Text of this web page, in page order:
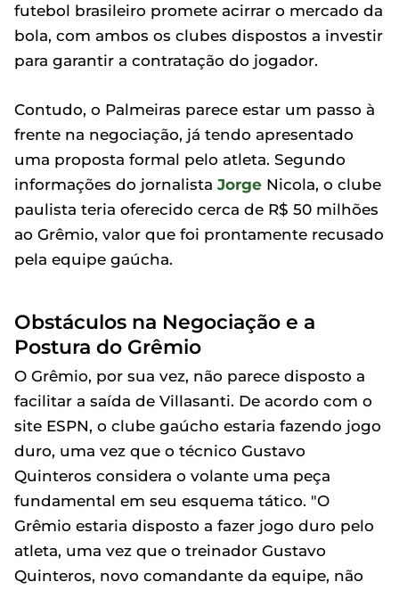
futebol brasileiro promete acirrar o mercado da
bola, com ambos os clubes dispostos a investir
para garantir a contratação do jogador.
Contudo, o Palmeiras parece estar um passo à
frente na negociação, já tendo apresentado
uma proposta formal pelo atleta. Segundo
informações do jornalista Jorge Nicola, o clube
paulista teria oferecido cerca de R$ 50 milhões
ao Grêmio, valor que foi prontamente recusado
pela equipe gaúcha.
Obstáculos na Negociação e a
Postura do Grêmio
O Grêmio, por sua vez, não parece disposto a
facilitar a saída de Villasanti. De acordo com o
site ESPN, o clube gaúcho estaria fazendo jogo
duro, uma vez que o técnico Gustavo
Quinteros considera o volante uma peça
fundamental em seu esquema tático. "O
Grêmio estaria disposto a fazer jogo duro pelo
atleta, uma vez que o treinador Gustavo
Quinteros, novo comandante da equipe, não